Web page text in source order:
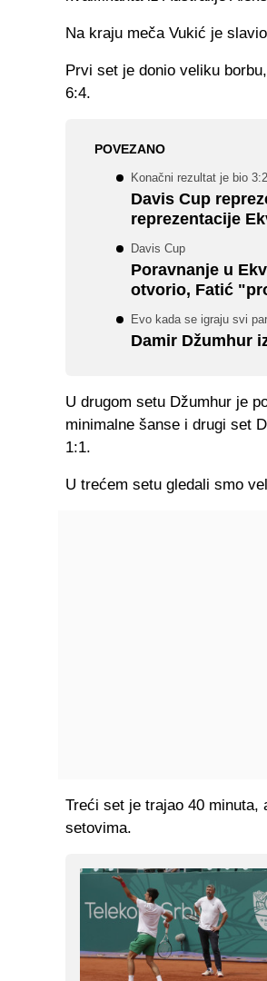
Na kraju meča Vukić je
Prvi set je donio veliku
6:4.
POVEZANO
Konačni rezultat je bio
Davis Cup
reprezentacije
Davis Cup
Poravnanje u
otvorio, Fatić
Evo kada se igraju svi
Damir Džumhur
U drugom setu Džumhur je
minimalne šanse i drugi set
1:1.
U trećem setu gledali smo
Treći set je trajao 40 minuta,
setovima.